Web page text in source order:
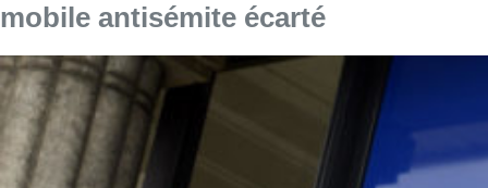
mobile antisémite écarté